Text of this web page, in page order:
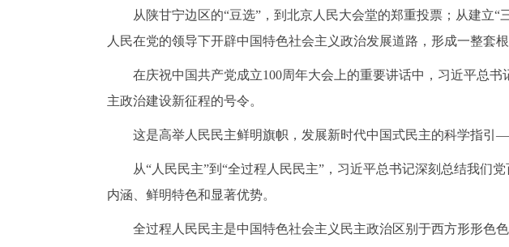
从陕甘宁边区的“豆选”，到北京人民大会堂的郑重投票；从建立
人民在党的领导下开辟中国特色社会主义政治发展道路，形成一整套
在庆祝中国共产党成立100周年大会上的重要讲话中，习近平总
主政治建设新征程的号令。
这是高举人民民主鲜明旗帜，发展新时代中国式民主的科学指引
从“人民民主”到“全过程人民民主”，习近平总书记深刻总结我们
内涵、鲜明特色和显著优势。
全过程人民民主是中国特色社会主义民主政治区别于西方形形色